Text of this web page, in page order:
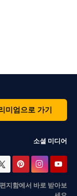
미엄으로 가기
소셜 미디어
지함에서 바로 받아보